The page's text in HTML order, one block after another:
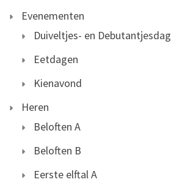
Evenementen
Duiveltjes- en Debutantjesdag
Eetdagen
Kienavond
Heren
Beloften A
Beloften B
Eerste elftal A